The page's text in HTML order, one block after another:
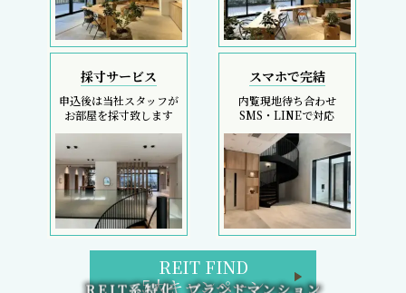
採寸サービス
申込後は当社スタッフが
お部屋を採寸致します
スマホで完結
内覧現地待ち合わせ
SMS・LINEで対応
REIT FIND
5大キャンペーン